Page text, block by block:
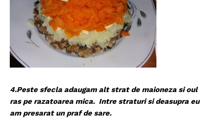
4.Peste sfecla adaugam alt strat de maioneza si oul
ras pe razatoarea mica. Intre straturi si deasupra eu
am presarat un praf de sare.